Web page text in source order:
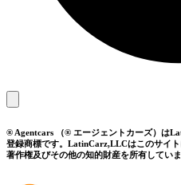
® Agentcars （® エージェントカーズ）は
登録商標です。LatinCarz,LLCはこのサイ
著作権及びその他の知的財産を所有してい